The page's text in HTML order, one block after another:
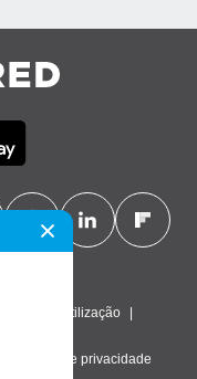
Termos de utilização
Definições de privacidade